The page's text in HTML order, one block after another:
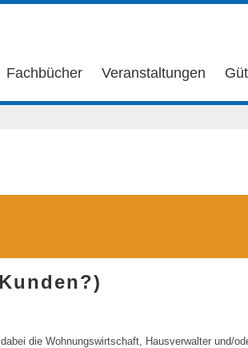
Fachbücher Veranstaltungen
die Wohnungswirtschaft, Hausverwalter und/